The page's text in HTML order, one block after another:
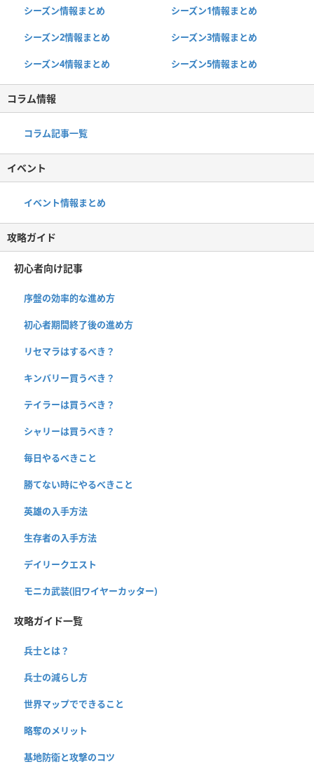
シーズン情報まとめ シーズン1情報まとめ
シーズン2情報まとめ シーズン3情報まとめ
シーズン4情報まとめ シーズン5情報まとめ
コラム情報
コラム記事一覧
イベント
イベント情報まとめ
攻略ガイド
初心者向け記事
序盤の効率的な進め方
初心者期間終了後の進め方
リセマラはするべき？
キンバリー買うべき？
テイラーは買うべき？
シャリーは買うべき？
毎日やるべきこと
勝てない時にやるべきこと
英雄の入手方法
生存者の入手方法
デイリークエスト
モニカ武装(旧ワイヤーカッター)
攻略ガイド一覧
兵士とは？
兵士の減らし方
世界マップでできること
略奪のメリット
基地防衛と攻撃のコツ